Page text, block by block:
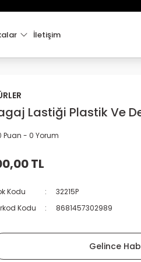
İletişim
Lastiği Plastik Ve
Puan - 0 Yorum
TL
Kodu 32215P
Kodu
8681457302989
Gelince